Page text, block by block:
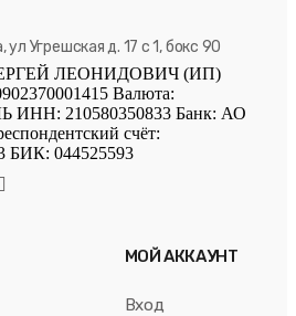
Угрешская д. 17 с 1, бокс 90
ЛЕОНИДОВИЧ (ИП)
Валюта:
210580350833 Банк: АО
счёт:
БИК: 044525593
МОЙ АККАУНТ
Вход